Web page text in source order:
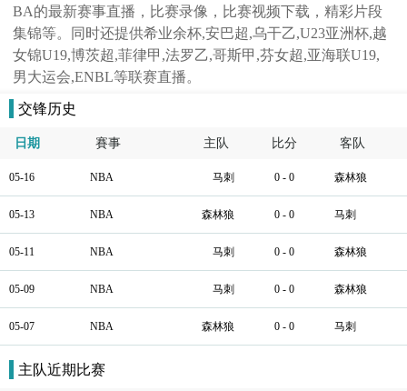
BA的最新赛事直播，比赛录像，比赛视频下载，精彩片段
集锦等。同时还提供希业余杯,安巴超,乌干乙,U23亚洲杯,越
女锦U19,博茨超,菲律甲,法罗乙,哥斯甲,芬女超,亚海联U19,
男大运会,ENBL等联赛直播。
交锋历史
日期 賽事 主队 比分 客队
05-16 NBA 马刺 0 - 0 森林狼
05-13 NBA 森林狼 0 - 0 马刺
05-11 NBA 马刺 0 - 0 森林狼
05-09 NBA 马刺 0 - 0 森林狼
05-07 NBA 森林狼 0 - 0 马刺
主队近期比赛